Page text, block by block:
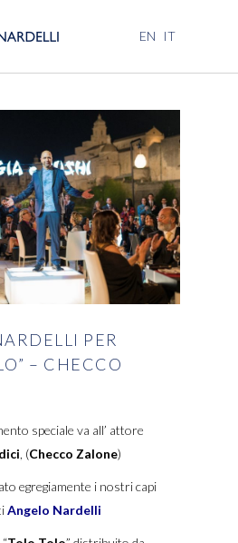
EN IT
PER
– CHECCO
speciale va all’ attore
, (Checco Zalone)
egregiamente i nostri capi
Angelo Nardelli